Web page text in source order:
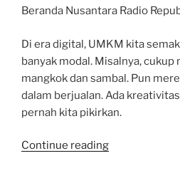
Beranda Nusantara Radio
Di era digital, UMKM kita
banyak modal. Misalnya,
mangkok dan sambal. Pun
dalam berjualan. Ada
pernah kita pikirkan.
Continue reading“UMKM: